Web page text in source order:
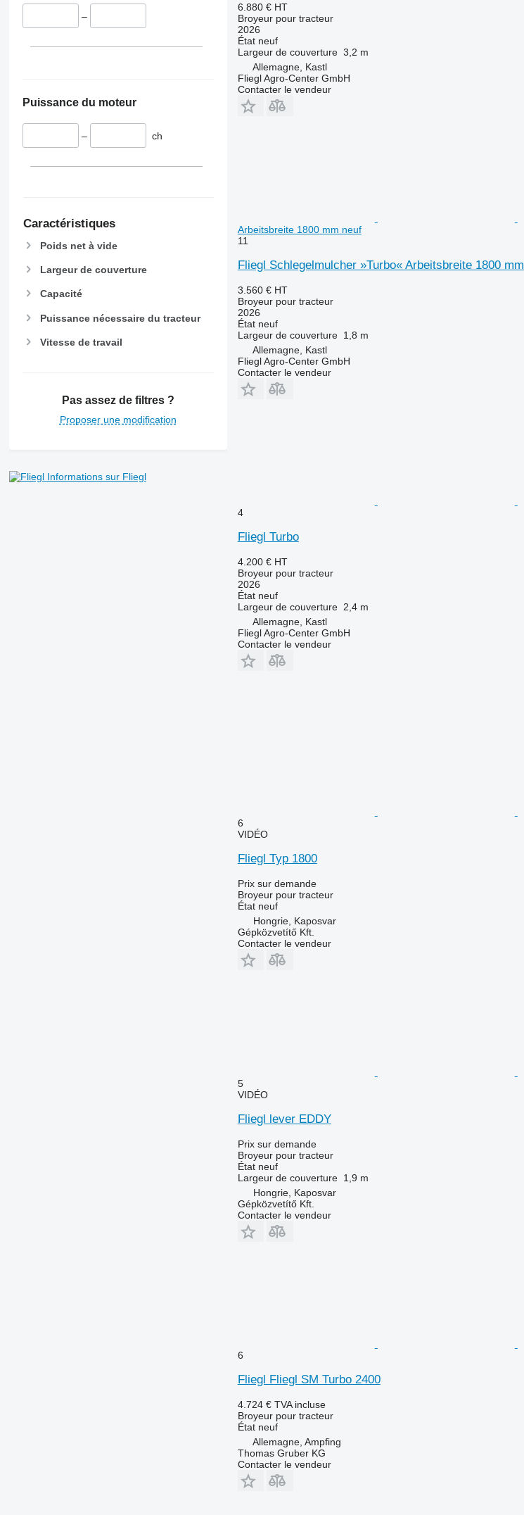
–
Puissance du moteur
– ch
Caractéristiques
Poids net à vide
Largeur de couverture
Capacité
Puissance nécessaire du tracteur
Vitesse de travail
Pas assez de filtres ?
Proposer une modification
Informations sur Fliegl
6.880 € HT
Broyeur pour tracteur
2026
Étatneuf
Largeur de couverture 3,2 m
Allemagne, Kastl
Fliegl Agro-Center GmbH
Contacter le vendeur
Arbeitsbreite 1800 mm neuf
11
Fliegl Schlegelmulcher »Turbo« Arbeitsbreite 1800 mm
3.560 € HT
Broyeur pour tracteur
2026
Étatneuf
Largeur de couverture 1,8 m
Allemagne, Kastl
Fliegl Agro-Center GmbH
Contacter le vendeur
4
Fliegl Turbo
4.200 € HT
Broyeur pour tracteur
2026
Étatneuf
Largeur de couverture 2,4 m
Allemagne, Kastl
Fliegl Agro-Center GmbH
Contacter le vendeur
6
VIDÉO
Fliegl Typ 1800
Prix sur demande
Broyeur pour tracteur
Étatneuf
Hongrie, Kaposvar
Gépközvetítő Kft.
Contacter le vendeur
5
VIDÉO
Fliegl lever EDDY
Prix sur demande
Broyeur pour tracteur
Étatneuf
Largeur de couverture 1,9 m
Hongrie, Kaposvar
Gépközvetítő Kft.
Contacter le vendeur
6
Fliegl Fliegl SM Turbo 2400
4.724 € TVA incluse
Broyeur pour tracteur
Étatneuf
Allemagne, Ampfing
Thomas Gruber KG
Contacter le vendeur